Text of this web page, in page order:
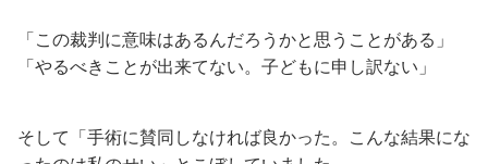
「この裁判に意味はあるんだろうかと思うことがある」
「やるべきことが出来てない。子どもに申し訳ない」
そして「手術に賛同しなければ良かった。こんな結果にな